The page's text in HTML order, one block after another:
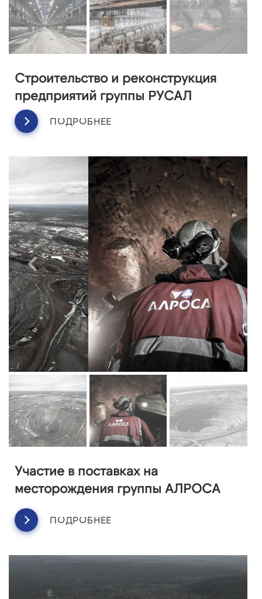
Строительство и реконструкция
предприятий группы РУСАЛ
ПОДРОБНЕЕ
Участие в поставках на
месторождения группы АЛРОСА
ПОДРОБНЕЕ